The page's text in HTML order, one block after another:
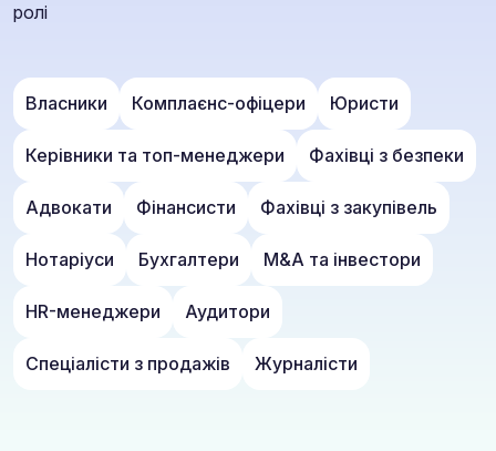
ролі
Власники Комплаєнс-офіцери Юристи
Керівники та топ-менеджери Фахівці з безпеки
Адвокати Фінансисти Фахівці з закупівель
Нотаріуси Бухгалтери M&A та інвестори
HR-менеджери Аудитори
Спеціалісти з продажів Журналісти